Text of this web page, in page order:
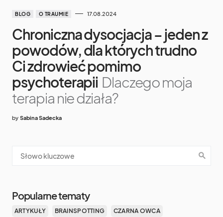
BLOG O TRAUMIE 17.08.2024
Chroniczna dysocjacja – jeden z
powodów, dla których trudno
Ci zdrowieć pomimo
psychoterapii Dlaczego moja
terapia nie działa?
by Sabina Sadecka
Popularne tematy
ARTYKUŁY BRAINSPOTTING CZARNA OWCA